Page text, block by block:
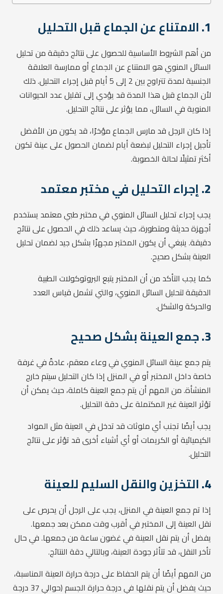
1. الامتناع عن الجماع قبل التحليل
من أهم الشروط الأساسية للحصول على نتائج دقيقة من تحليل
السائل المنوي هو الامتناع عن الجماع أو ممارسة العلاقة
الجنسية لمدة تتراوح بين 2 إلى 5 أيام قبل إجراء التحليل. ذلك
لأن الجماع قبل هذا المدة قد يؤدي إلى تقليل عدد الحيوانات
المنوية في السائل، مما يؤثر على نتائج التحليل.
إذا كان الرجل قد مارس الجماع مؤخرًا، قد يكون من الأفضل
تأجيل إجراء التحليل لبضعة أيام لضمان الحصول على عينة تكون
أكثر تمثيلًا لحالة الخصوبة.
2. إجراء التحليل في مختبر معتمد
يجب إجراء تحليل السائل المنوي في مختبر طبي معتمد يستخدم
أجهزة حديثة ومتطورة، حيث يساعد ذلك في الحصول على نتائج
دقيقة. ينبغي أن يكون المختبر مجهزًا بشكل جيد لضمان تحليل
العينة بشكل صحيح.
كما يجب التأكد من أن المختبر يتبع البروتوكولات الطبية
الدقيقة لتحليل السائل المنوي، والتي تشمل قياس العدد
والحركة والشكل.
3. جمع العينة بشكل صحيح
يتم جمع عينة السائل المنوي في وعاء معقم، عادةً في غرفة
خاصة داخل المختبر أو في المنزل إذا كان التحليل سيتم خارج
المنشأة. من المهم أن يتم جمع العينة كاملة، حيث يمكن أن
تؤثر العينة غير المكتملة على دقة التحليل.
يجب أيضًا تجنب أي ملوثات قد تدخل في العينة مثل المواد
الكيميائية أو الكريمات أو أي أشياء أخرى قد تؤثر على نتائج
التحليل.
4. التخزين والنقل السليم للعينة
إذا تم جمع العينة في المنزل، يجب على الرجل أن يحرص على
نقل العينة إلى المختبر في أقرب وقت ممكن بعد جمعها.
يفضل أن يتم نقل العينة في غضون ساعة من جمعها. في حال
تأخر النقل، قد تتأثر جودة العينة، وبالتالي دقة النتائج.
من المهم أيضًا أن يتم الحفاظ على درجة حرارة العينة المناسبة،
حيث يفضل أن يتم نقلها في درجة حرارة الجسم (حوالي 37 درجة